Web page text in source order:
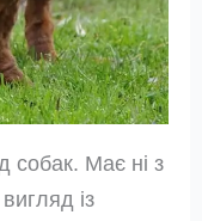
собак. Має ні з
із